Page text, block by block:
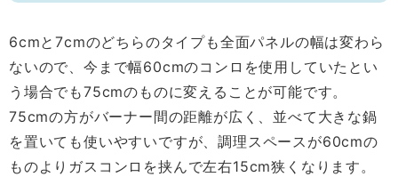
6cmと7cmのどちらのタイプも全面パネルの幅は変わら
ないので、今まで幅60cmのコンロを使用していたとい
う場合でも75cmのものに変えることが可能です。
75cmの方がバーナー間の距離が広く、並べて大きな鍋
を置いても使いやすいですが、調理スペースが60cmの
ものよりガスコンロを挟んで左右15cm狭くなります。